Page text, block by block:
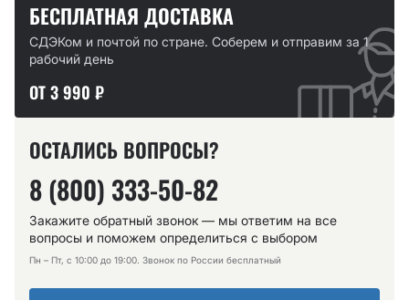
БЕСПЛАТНАЯ ДОСТАВКА
СДЭКом и почтой по стране. Соберем и отправим за 1
рабочий день
ОТ 3 990 ₽
ОСТАЛИСЬ ВОПРОСЫ?
8 (800) 333-50-82
Закажите обратный звонок — мы ответим на все
вопросы и поможем определиться с выбором
Пн – Пт, с 10:00 до 19:00. Звонок по России бесплатный